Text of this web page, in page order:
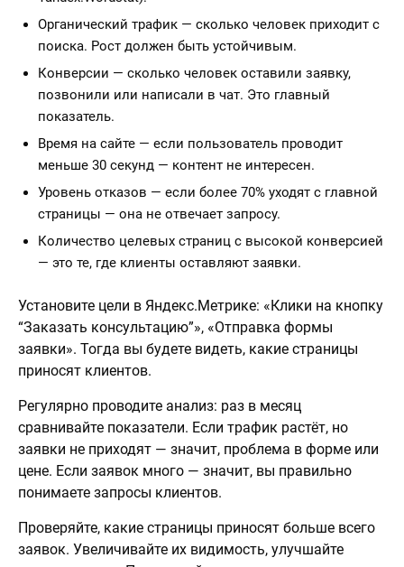
Органический трафик — сколько человек приходит с
поиска. Рост должен быть устойчивым.
Конверсии — сколько человек оставили заявку,
позвонили или написали в чат. Это главный
показатель.
Время на сайте — если пользователь проводит
меньше 30 секунд — контент не интересен.
Уровень отказов — если более 70% уходят с главной
страницы — она не отвечает запросу.
Количество целевых страниц с высокой конверсией
— это те, где клиенты оставляют заявки.
Установите цели в Яндекс.Метрике: «Клики на кнопку
“Заказать консультацию”», «Отправка формы
заявки». Тогда вы будете видеть, какие страницы
приносят клиентов.
Регулярно проводите анализ: раз в месяц
сравнивайте показатели. Если трафик растёт, но
заявки не приходят — значит, проблема в форме или
цене. Если заявок много — значит, вы правильно
понимаете запросы клиентов.
Проверяйте, какие страницы приносят больше всего
заявок. Увеличивайте их видимость, улучшайте